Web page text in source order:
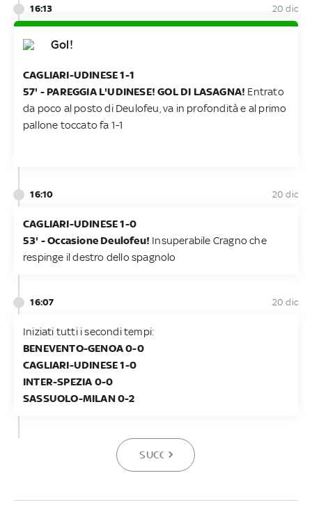
16:13 20 dic
Gol!
CAGLIARI-UDINESE 1-1
57' - PAREGGIA L'UDINESE! GOL DI LASAGNA! Entrato
da poco al posto di Deulofeu, va in profondità e al primo
pallone toccato fa 1-1
16:10 20 dic
CAGLIARI-UDINESE 1-0
53' - Occasione Deulofeu! Insuperabile Cragno che
respinge il destro dello spagnolo
16:07 20 dic
Iniziati tutti i secondi tempi:
BENEVENTO-GENOA 0-0
CAGLIARI-UDINESE 1-0
INTER-SPEZIA 0-0
SASSUOLO-MILAN 0-2
SUCCESSIVA